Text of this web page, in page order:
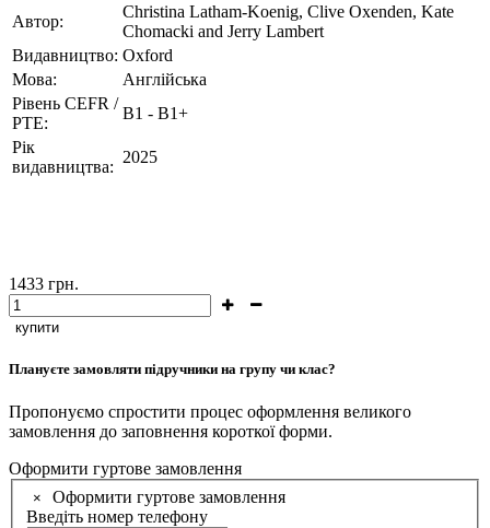
Автор:
Christina Latham-Koenig, Clive Oxenden, Kate
Chomacki and Jerry Lambert
Видавництво: Oxford
Мова:
Англійська
Рівень CEFR /
PTE:
B1 - B1+
Рік
видавництва:
2025
1433 грн.
купити
Плануєте замовляти підручники на групу чи клас?
Пропонуємо спростити процес оформлення великого
замовлення до заповнення короткої форми.
Оформити гуртове замовлення
×
Оформити гуртове замовлення
Введіть номер телефону